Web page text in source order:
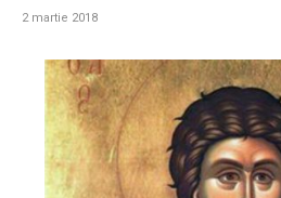
2 martie 2018